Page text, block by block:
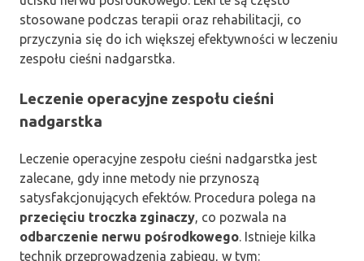
stosowane podczas terapii oraz rehabilitacji, co
przyczynia się do ich większej efektywności w leczeniu
zespołu cieśni nadgarstka.
Leczenie operacyjne zespołu cieśni
nadgarstka
Leczenie operacyjne zespołu cieśni nadgarstka jest
zalecane, gdy inne metody nie przynoszą
satysfakcjonujących efektów. Procedura polega na
przecięciu troczka zginaczy, co pozwala na
odbarczenie nerwu pośrodkowego. Istnieje kilka
technik przeprowadzenia zabiegu, w tym: